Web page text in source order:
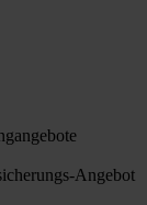
Angebot